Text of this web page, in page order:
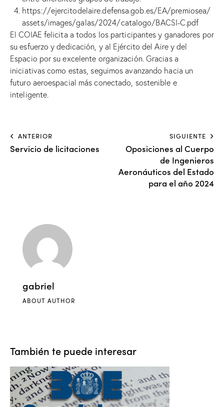
https://ejercitodelaire.defensa.gob.es/EA/premiosea/
assets/images/galas/2024/catalogo/BACSI-C.pdf
El COIAE felicita a todos los participantes y ganadores por
su esfuerzo y dedicación, y al Ejército del Aire y del
Espacio por su excelente organización. Gracias a
iniciativas como estas, seguimos avanzando hacia un
futuro aeroespacial más conectado, sostenible e
inteligente.
ANTERIOR
Servicio de licitaciones
SIGUIENTE
Oposiciones al Cuerpo
de Ingenieros
Aeronáuticos del Estado
para el año 2024
gabriel
ABOUT AUTHOR
También te puede interesar